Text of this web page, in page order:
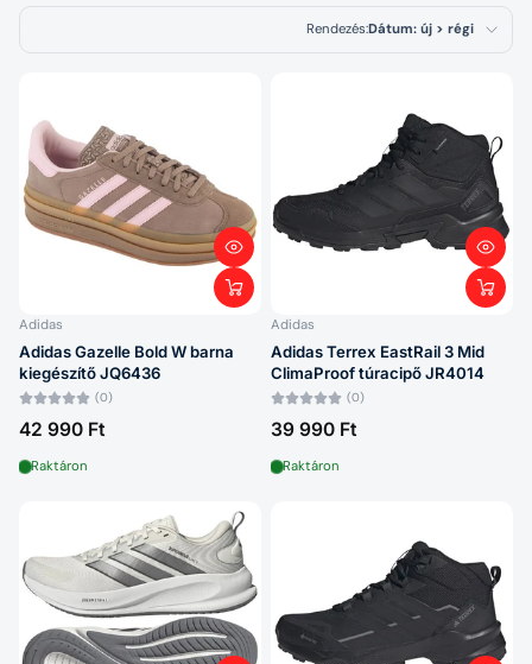
z
Rendezés:Dátum: új > régi
Legrelevánsabb
Legnépszerűbb
termékek
Betűrend: A–Z
Ár: magas > alacsony
Dátum: régi > új
Adidas
Adidas Gazelle Bold W barna
kiegészítő JQ6436
(0)
42 990 Ft
Raktáron
Adidas
Adidas Terrex EastRail 3 Mid
ClimaProof túracipő JR4014
(0)
39 990 Ft
Raktáron